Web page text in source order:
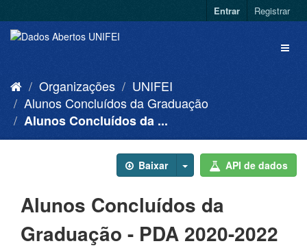
Entrar Registrar
Organizações
UNIFEI
Alunos Concluídos da Graduação
Alunos Concluídos da ...
Baixar API de dados
Alunos Concluídos da
Graduação - PDA 2020-2022